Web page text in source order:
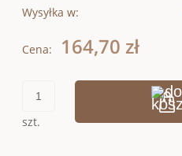
Wysyłka w:
Cena: 164,70 zł
szt.